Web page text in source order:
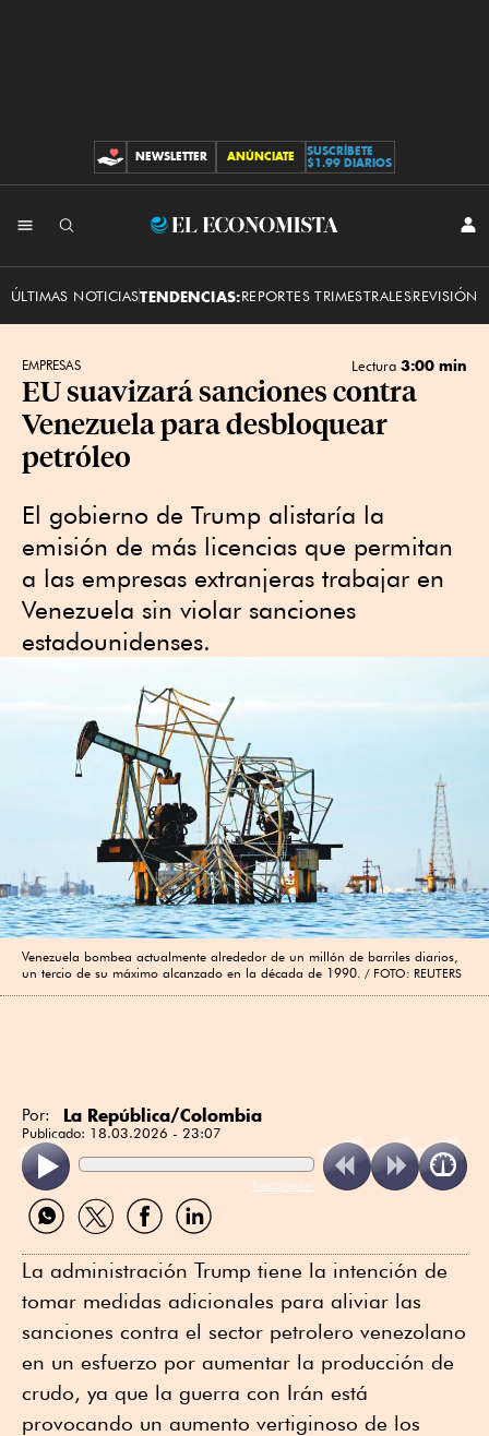
CONTRIBUCIONES
NEWSLETTER ANÚNCIATE
SUSCRÍBETE
$1.99 DIARIOS
El
ÚLTIMAS NOTICIASTENDENCIAS:REPORTES TRIMESTRALESREVISIÓN
EMPRESAS Lectura 3:00 min
EU suavizará sanciones contra
Venezuela para desbloquear
petróleo
El gobierno de Trump alistaría la
emisión de más licencias que permitan
a las empresas extranjeras trabajar en
Venezuela sin violar sanciones
estadounidenses.
Venezuela bombea actualmente alrededor de un millón de barriles diarios,
un tercio de su máximo alcanzado en la década de 1990.
FOTO: REUTERS
Por: La República/Colombia
Publicado: 18.03.2026 - 23:07
ReadSpeaker
Compartir
por
Compartir
por
Compartir
por
Compartir
por
La administración Trump tiene la intención de
tomar medidas adicionales para aliviar las
sanciones contra el sector petrolero venezolano
en un esfuerzo por aumentar la producción de
crudo, ya que la guerra con Irán está
provocando un aumento vertiginoso de los